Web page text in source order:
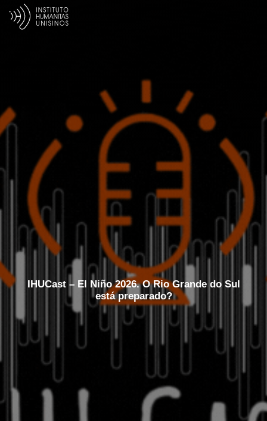
IHUCast – El Niño 2026. O Rio Grande do Sul
está preparado?